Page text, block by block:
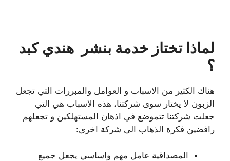
لماذا تختاز خدمة بنشر هندي كبد
؟
هناك الكثير من الاسباب و العوامل والمبررات التي تجعل
الزبون لا يختار سوى شركتنا، هذه الاسباب هي التي
جعلت شركتنا تتموضع في اذهان المستهلكين و تجعلهم
رافضين فكرة الذهاب الى شركة اخرى:
المصداقية عامل مهم واساسي يجعل جميع